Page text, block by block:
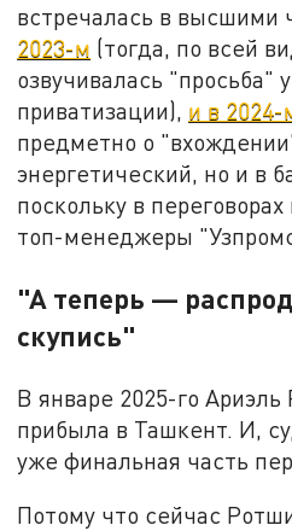
встречалась в высшими
2023-м (тогда, по всей
озвучивалась "просьба"
приватизации), и в 2024-
предметно о
энергетический, но и в
поскольку в
топ-менеджеры
"А теперь —
скупись"
В январе 2025-го
прибыла в Ташкент. И,
уже финальная часть
Потому что сейчас